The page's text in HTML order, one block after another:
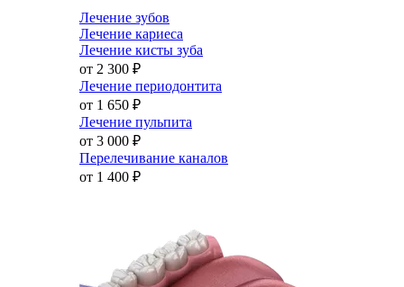
Лечение зубов
Лечение кариеса
Лечение кисты зуба
от 2 300 ₽
Лечение периодонтита
от 1 650 ₽
Лечение пульпита
от 3 000 ₽
Перелечивание каналов
от 1 400 ₽